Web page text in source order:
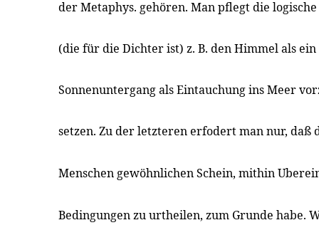
der Metaphys. gehören. Man pflegt die
(die für die Dichter ist) z. B. den Himmel als
Sonnenuntergang als Eintauchung ins Meer
setzen. Zu der letzteren erfodert man nur, daß
Menschen gewöhnlichen Schein, mithin
Bedingungen zu urtheilen, zum Grunde habe.